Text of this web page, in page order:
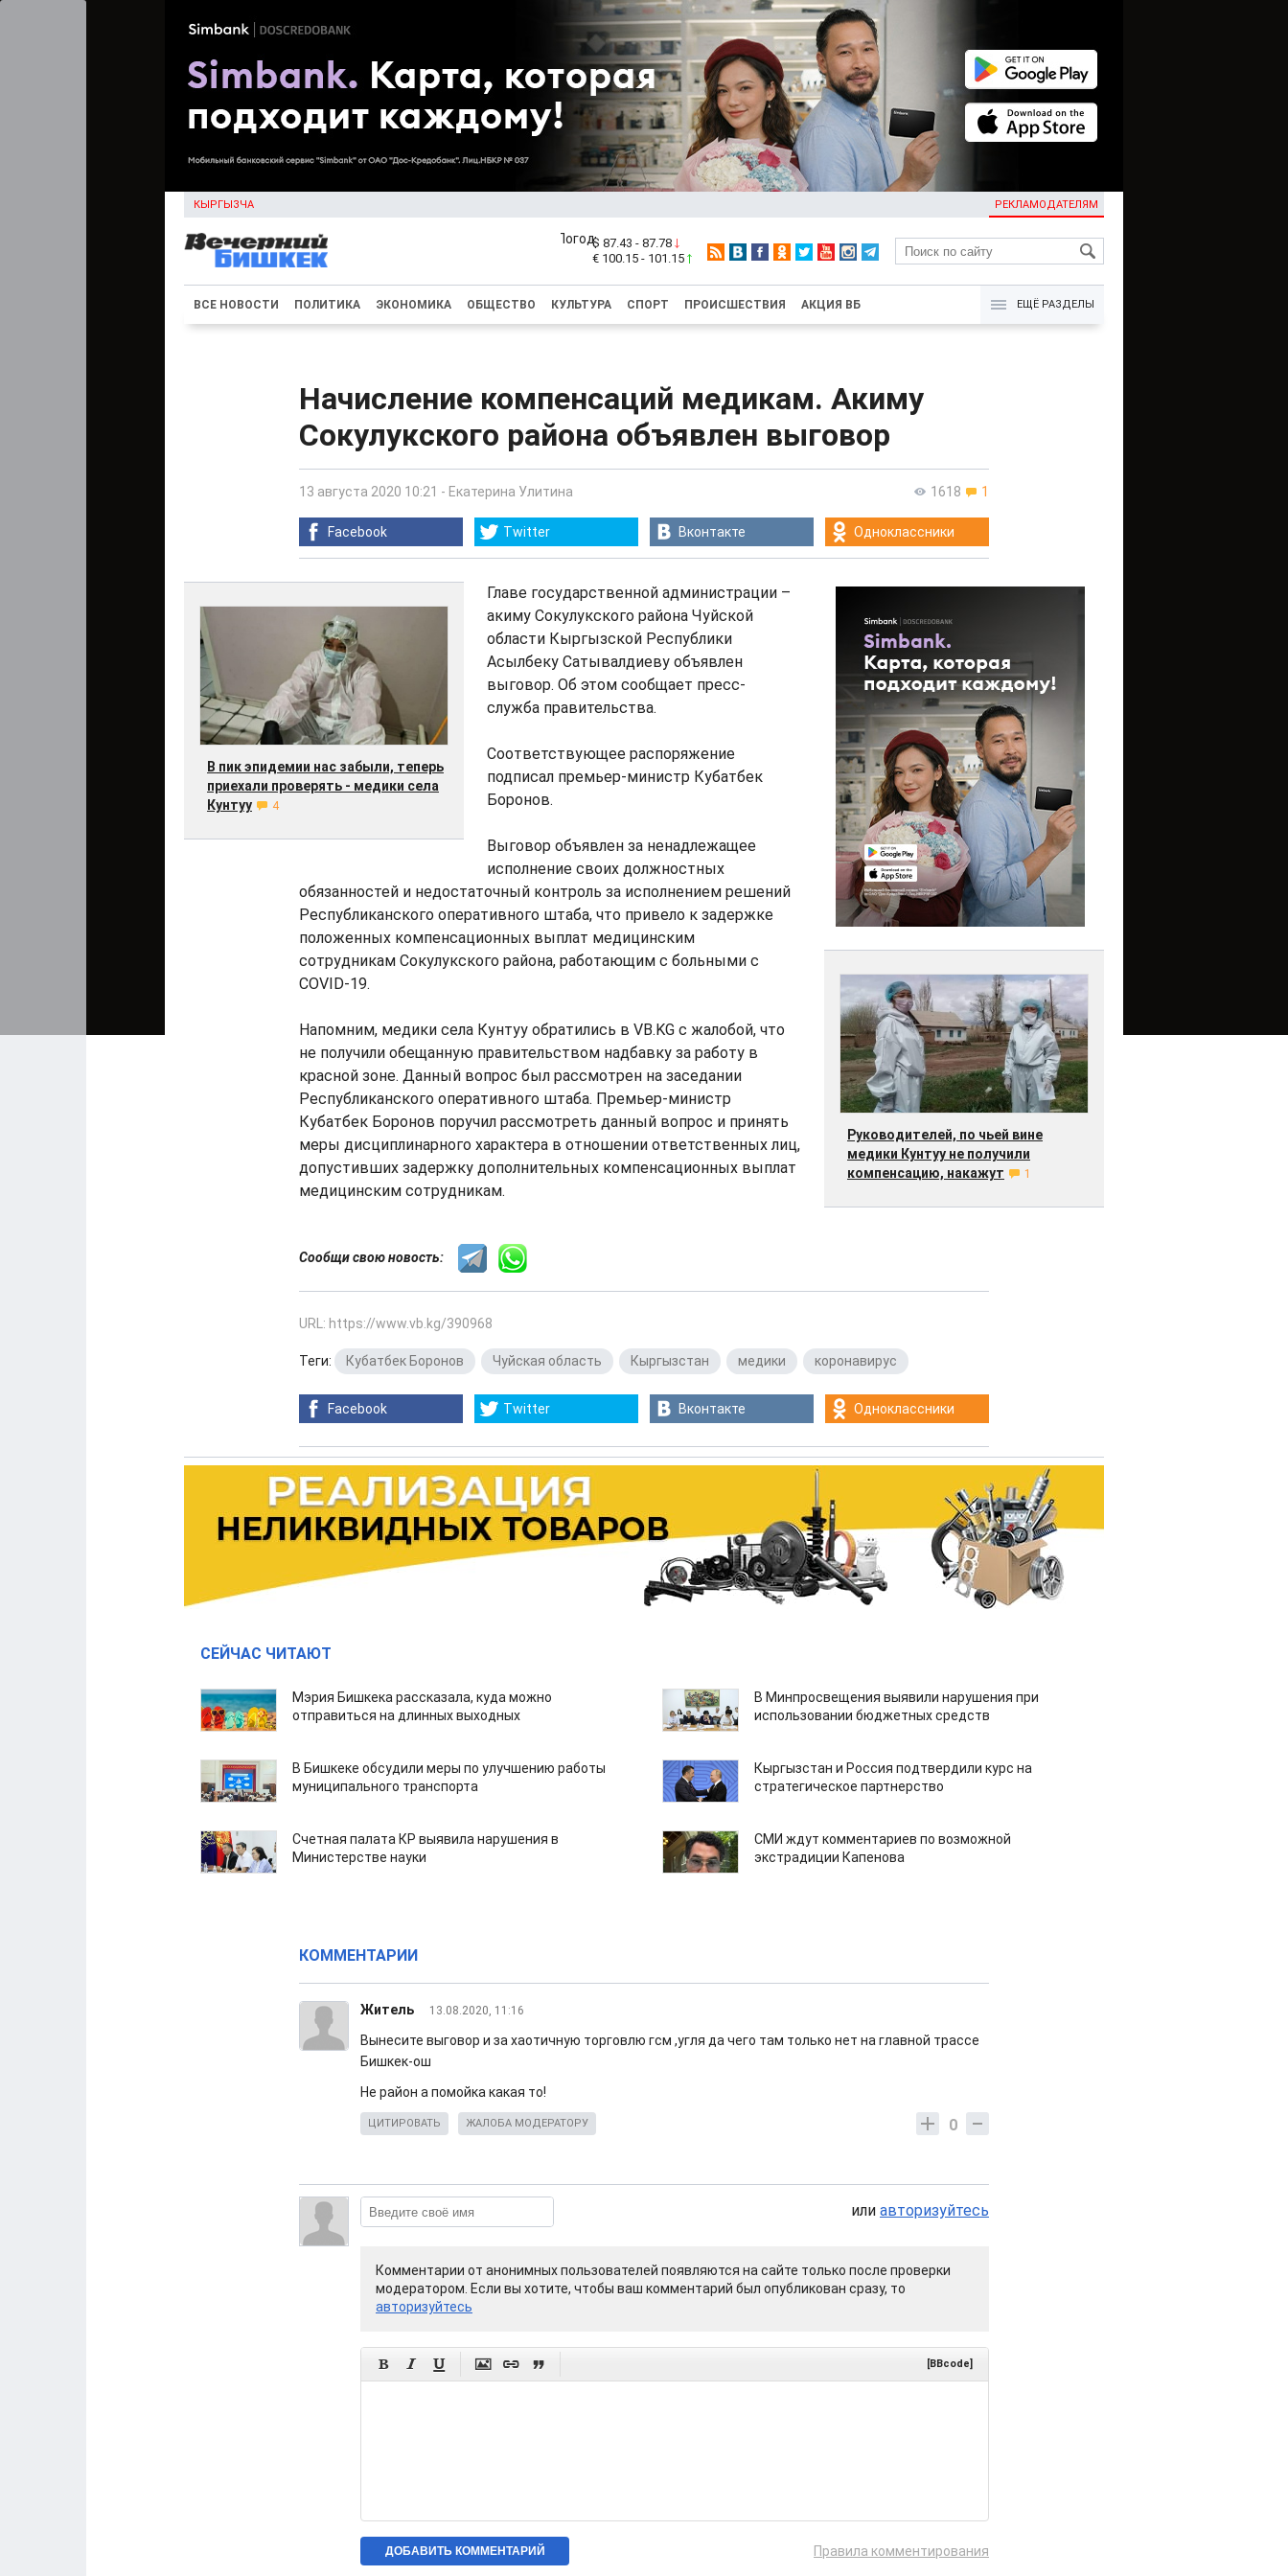
КЫРГЫЗЧА РЕКЛАМОДАТЕЛЯМ
KG
$ 87.43 - 87.78
€ 100.15 - 101.15
ВСЕ НОВОСТИ ПОЛИТИКА ЭКОНОМИКА ОБЩЕСТВО КУЛЬТУРА СПОРТ ПРОИСШЕСТВИЯ АКЦИЯ ВБ ЕЩЁ РАЗДЕЛЫ
Начисление компенсаций медикам. Акиму
Сокулукского района объявлен выговор
1618 1
13 августа 2020 10:21 - Екатерина Улитина
Facebook Twitter Вконтакте Одноклассники
В пик эпидемии нас забыли, теперь
приехали проверять - медики села
Кунтуу
4
Главе государственной администрации –
акиму Сокулукского района Чуйской
области Кыргызской Республики
Асылбеку Сатывалдиеву объявлен
выговор. Об этом сообщает пресс-
служба правительства.
Соответствующее распоряжение
подписал премьер-министр Кубатбек
Боронов.
Руководителей, по чьей вине
медики Кунтуу не получили
компенсацию, накажут
1
Выговор объявлен за ненадлежащее
исполнение своих должностных
обязанностей и недостаточный контроль за исполнением решений
Республиканского оперативного штаба, что привело к задержке
положенных компенсационных выплат медицинским
сотрудникам Сокулукского района, работающим с больными с
COVID-19.
Напомним, медики села Кунтуу обратились в VB.KG с жалобой, что
не получили обещанную правительством надбавку за работу в
красной зоне. Данный вопрос был рассмотрен на заседании
Республиканского оперативного штаба. Премьер-министр
Кубатбек Боронов поручил рассмотреть данный вопрос и принять
меры дисциплинарного характера в отношении ответственных лиц,
допустивших задержку дополнительных компенсационных выплат
медицинским сотрудникам.
Сообщи свою новость:
URL: https://www.vb.kg/390968
Теги: Кубатбек Боронов Чуйская область Кыргызстан медики коронавирус
Facebook Twitter Вконтакте Одноклассники
СЕЙЧАС ЧИТАЮТ
Мэрия Бишкека рассказала, куда можно
отправиться на длинных выходных
В Минпросвещения выявили нарушения при
использовании бюджетных средств
В Бишкеке обсудили меры по улучшению работы
муниципального транспорта
Кыргызстан и Россия подтвердили курс на
стратегическое партнерство
Счетная палата КР выявила нарушения в
Министерстве науки
СМИ ждут комментариев по возможной
экстрадиции Капенова
КОММЕНТАРИИ
Житель 13.08.2020, 11:16
Вынесите выговор и за хаотичную торговлю гсм ,угля да чего там только нет на главной трассе
Бишкек-ош
Не район а помойка какая то!
0
ЦИТИРОВАТЬ ЖАЛОБА МОДЕРАТОРУ
или авторизуйтесь
Комментарии от анонимных пользователей появляются на сайте только после проверки
модератором. Если вы хотите, чтобы ваш комментарий был опубликован сразу, то
авторизуйтесь
      [BBcode]
Правила комментирования